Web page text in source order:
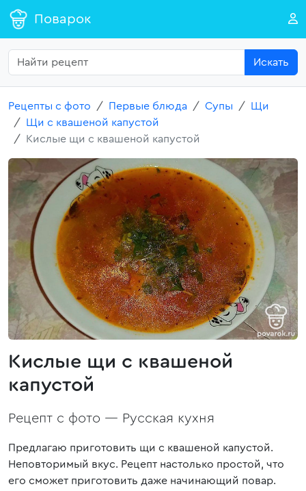
Поварок
Искать
Рецепты с фото Первые блюда Супы
Щи
Щи с квашеной капустой
Кислые щи с квашеной капустой
Кислые щи с квашеной
капустой
Рецепт с фото — Русская кухня
Предлагаю приготовить щи с квашеной капустой.
Неповторимый вкус. Рецепт настолько простой, что
его сможет приготовить даже начинающий повар.